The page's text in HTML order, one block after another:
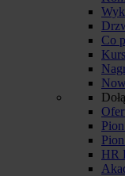
Co
HR